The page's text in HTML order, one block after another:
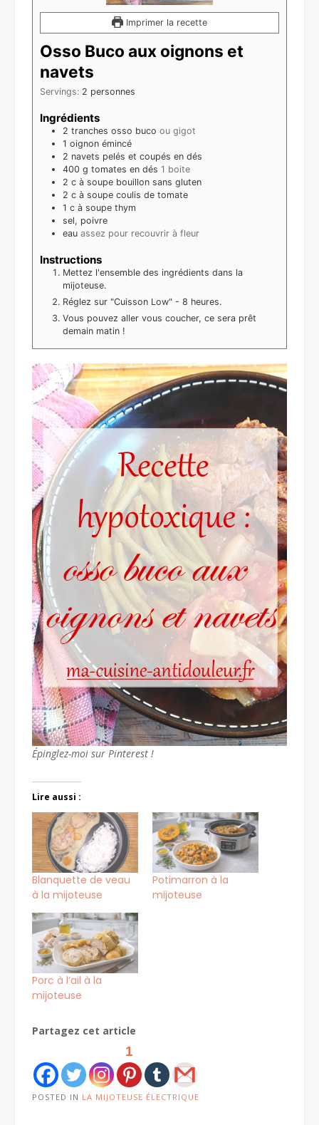
Imprimer la recette
Osso Buco aux oignons et
navets
Servings: 2 personnes
Ingrédients
2 tranches osso buco ou gigot
1 oignon émincé
2 navets pelés et coupés en dés
400 g tomates en dés 1 boite
2 c à soupe bouillon sans gluten
2 c à soupe coulis de tomate
1 c à soupe thym
sel, poivre
eau assez pour recouvrir à fleur
Instructions
Mettez l'ensemble des ingrédients dans la
mijoteuse.
Réglez sur "Cuisson Low" - 8 heures.
Vous pouvez aller vous coucher, ce sera prêt
demain matin !
Épinglez-moi sur Pinterest !
Lire aussi :
Blanquette de veau
à la mijoteuse
Potimarron à la
mijoteuse
Porc à l’ail à la
mijoteuse
Partagez cet article
1
POSTED IN LA MIJOTEUSE ÉLECTRIQUE